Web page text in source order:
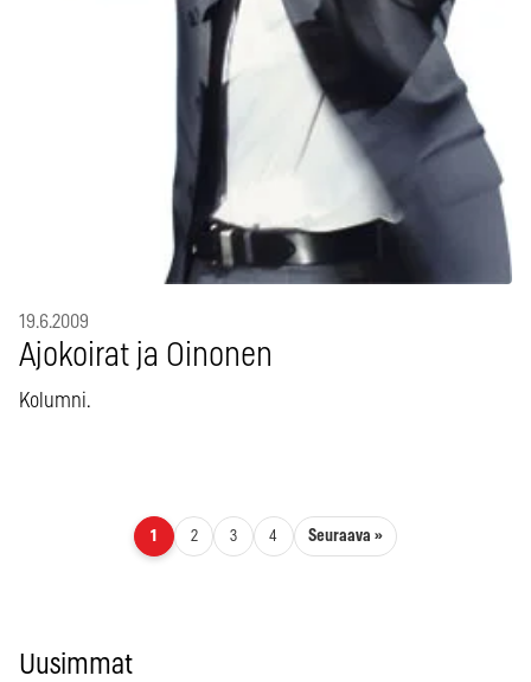
19.6.2009
Ajokoirat ja Oinonen
Kolumni.
Artikkelien sivutus
1 2 3 4 Seuraava »
Uusimmat